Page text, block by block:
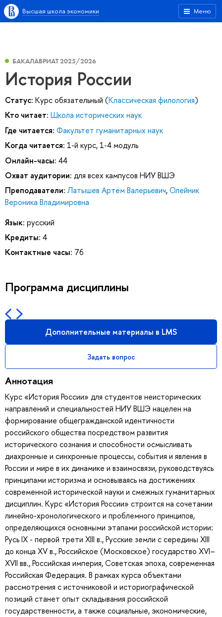
Меню
Высшая школа экономики
БАКАЛАВРИАТ 2025/2026
История России
Статус: Курс обязательный (Классическая филология)
Кто читает: Школа исторических наук
Где читается: Факультет гуманитарных наук
Когда читается: 1-й курс, 1-4 модуль
Онлайн-часы: 44
Охват аудитории: для всех кампусов НИУ ВШЭ
Преподаватели: Латышев Артём Валерьевич,Олейник
Вероника Владимировна
Язык: русский
Кредиты: 4
Контактные часы: 76
Программа дисциплины
Дополнительные материалы в LMS
Задать вопрос
Аннотация
Курс «История России» для студентов неисторических
направлений и специальностей НИУ ВШЭ нацелен на
формирование общегражданской идентичности
российского общества посредством развития
исторического сознания и способности осмысливать
диахронные и синхронные процессы, события и явления в
России и мире в их динамике и взаимосвязи, руководствуясь
принципами историзма и основываясь на достижениях
современной исторической науки и смежных гуманитарных
дисциплин. Курс «История России» строится на сочетании
линейно-хронологического и проблемного принципов,
определяющихся основными этапами российской истории:
Русь IX - первой трети XIII в., Русские земли с середины XIII
до конца XV в., Российское (Московское) государство XVI–
XVII вв., Российская империя, Советская эпоха, современная
Российская Федерация. В рамках курса объектами
рассмотрения с источниковой и историографической
позиций станет опыт складывания российской
государственности, а также социальные, экономические,